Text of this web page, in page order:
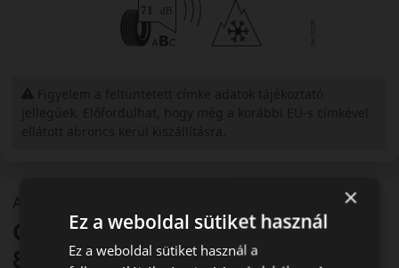
A mintázat
Continental WinterContact TS
870P
×
Ez a weboldal sütiket használ
Ez a weboldal sütiket használ a